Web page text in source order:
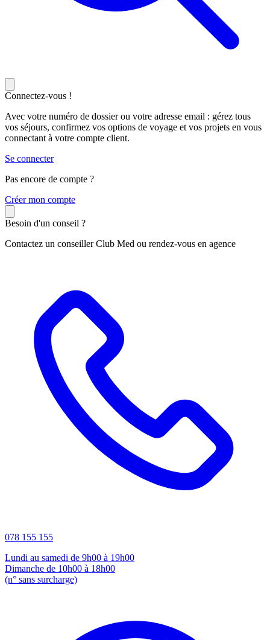
Connectez-vous !
Avec votre numéro de dossier ou votre adresse email : gérez tous
vos séjours, confirmez vos options de voyage et vos projets en vous
connectant à votre compte client.
Se connecter
Pas encore de compte ?
Créer mon compte
Besoin d'un conseil ?
Contactez un conseiller Club Med ou rendez-vous en agence
078 155 155
Lundi au samedi de 9h00 à 19h00
Dimanche de 10h00 à 18h00
(n° sans surcharge)